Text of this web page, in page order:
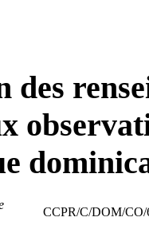
des
CCPR/C/DOM/CO/